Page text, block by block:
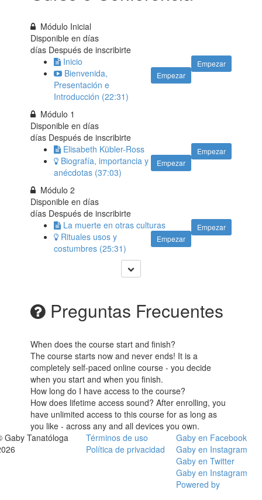
Módulo Inicial
Disponible endías
días Después de inscribirte
Empezar
Inicio
Empezar
Bienvenida,
Presentación e
Introducción (22:31)
Módulo 1
Disponible endías
días Después de inscribirte
Empezar
Elisabeth Kübler-Ross
Empezar
Biografía, importancia y
anécdotas (37:03)
Módulo 2
Disponible endías
días Después de inscribirte
Empezar
La muerte en otras culturas
Empezar
Rituales usos y
costumbres (25:31)
Preguntas Frecuentes
When does the course start and finish?
The course starts now and never ends! It is a
completely self-paced online course - you decide
when you start and when you finish.
How long do I have access to the course?
How does lifetime access sound? After enrolling, you
have unlimited access to this course for as long as
you like - across any and all devices you own.
Gaby Tanatóloga
Términos de uso
Política de privacidad
Gaby en Facebook
Gaby en Instagram
Gaby en Twitter
Gaby en Instagram
Powered by